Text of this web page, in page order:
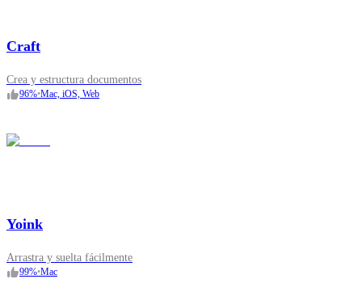
Craft
Crea y estructura documentos
96%•Mac, iOS, Web
Yoink
Arrastra y suelta fácilmente
99%•Mac